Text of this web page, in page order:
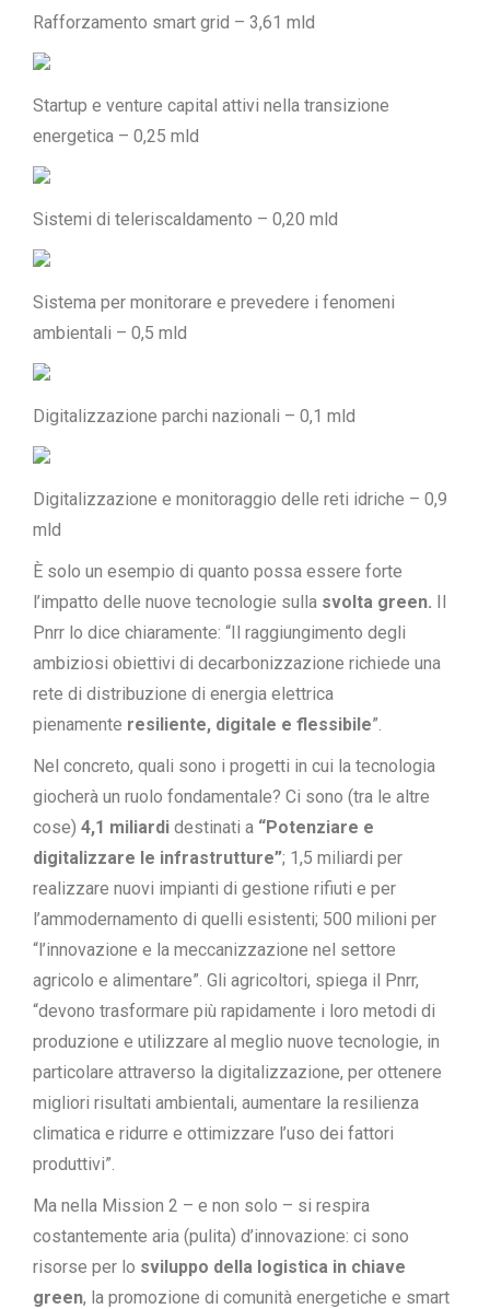
Rafforzamento smart grid – 3,61 mld
Startup e venture capital attivi nella transizione
energetica – 0,25 mld
Sistemi di teleriscaldamento – 0,20 mld
Sistema per monitorare e prevedere i fenomeni
ambientali – 0,5 mld
Digitalizzazione parchi nazionali – 0,1 mld
Digitalizzazione e monitoraggio delle reti idriche – 0,9
mld
È solo un esempio di quanto possa essere forte
l’impatto delle nuove tecnologie sulla svolta green. Il
Pnrr lo dice chiaramente: “Il raggiungimento degli
ambiziosi obiettivi di decarbonizzazione richiede una
rete di distribuzione di energia elettrica
pienamente resiliente, digitale e flessibile”.
Nel concreto, quali sono i progetti in cui la tecnologia
giocherà un ruolo fondamentale? Ci sono (tra le altre
cose) 4,1 miliardi destinati a “Potenziare e
digitalizzare le infrastrutture”; 1,5 miliardi per
realizzare nuovi impianti di gestione rifiuti e per
l’ammodernamento di quelli esistenti; 500 milioni per
“l’innovazione e la meccanizzazione nel settore
agricolo e alimentare”. Gli agricoltori, spiega il Pnrr,
“devono trasformare più rapidamente i loro metodi di
produzione e utilizzare al meglio nuove tecnologie, in
particolare attraverso la digitalizzazione, per ottenere
migliori risultati ambientali, aumentare la resilienza
climatica e ridurre e ottimizzare l’uso dei fattori
produttivi”.
Ma nella Mission 2 – e non solo – si respira
costantemente aria (pulita) d’innovazione: ci sono
risorse per lo sviluppo della logistica in chiave
green, la promozione di comunità energetiche e smart